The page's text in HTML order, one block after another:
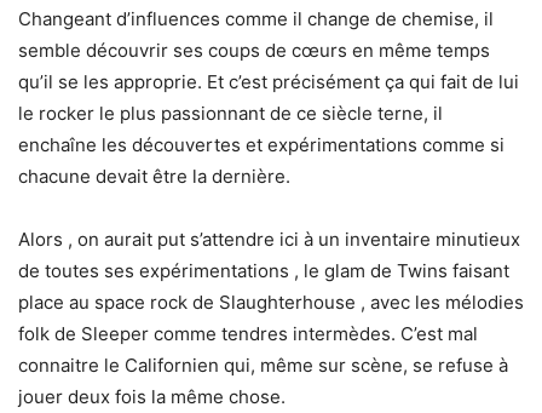
Changeant d’influences comme il change de chemise, il
semble découvrir ses coups de cœurs en même temps
qu’il se les approprie. Et c’est précisément ça qui fait de lui
le rocker le plus passionnant de ce siècle terne, il
enchaîne les découvertes et expérimentations comme si
chacune devait être la dernière.
Alors , on aurait put s’attendre ici à un inventaire minutieux
de toutes ses expérimentations , le glam de Twins faisant
place au space rock de Slaughterhouse , avec les mélodies
folk de Sleeper comme tendres intermèdes. C’est mal
connaitre le Californien qui, même sur scène, se refuse à
jouer deux fois la même chose.